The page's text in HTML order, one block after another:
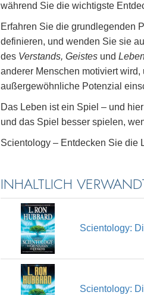
während Sie die wichtigste
Erfahren Sie die grundlegenden
definieren, und wenden Sie sie
des Verstands, Geistes und
anderer Menschen motiviert
außergewöhnliche Potenzial
Das Leben ist ein Spiel – und
und das Spiel besser spielen,
Scientology – Entdecken Sie die
INHALTLICH
Scientology:
Scientology: